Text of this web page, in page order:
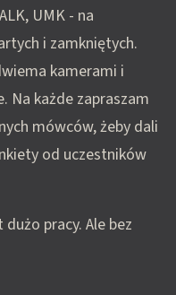
UMK - na
i zamkniętych.
kamerami i
Na każde zapraszam
mówców, żeby dali
od uczestników
pracy. Ale bez